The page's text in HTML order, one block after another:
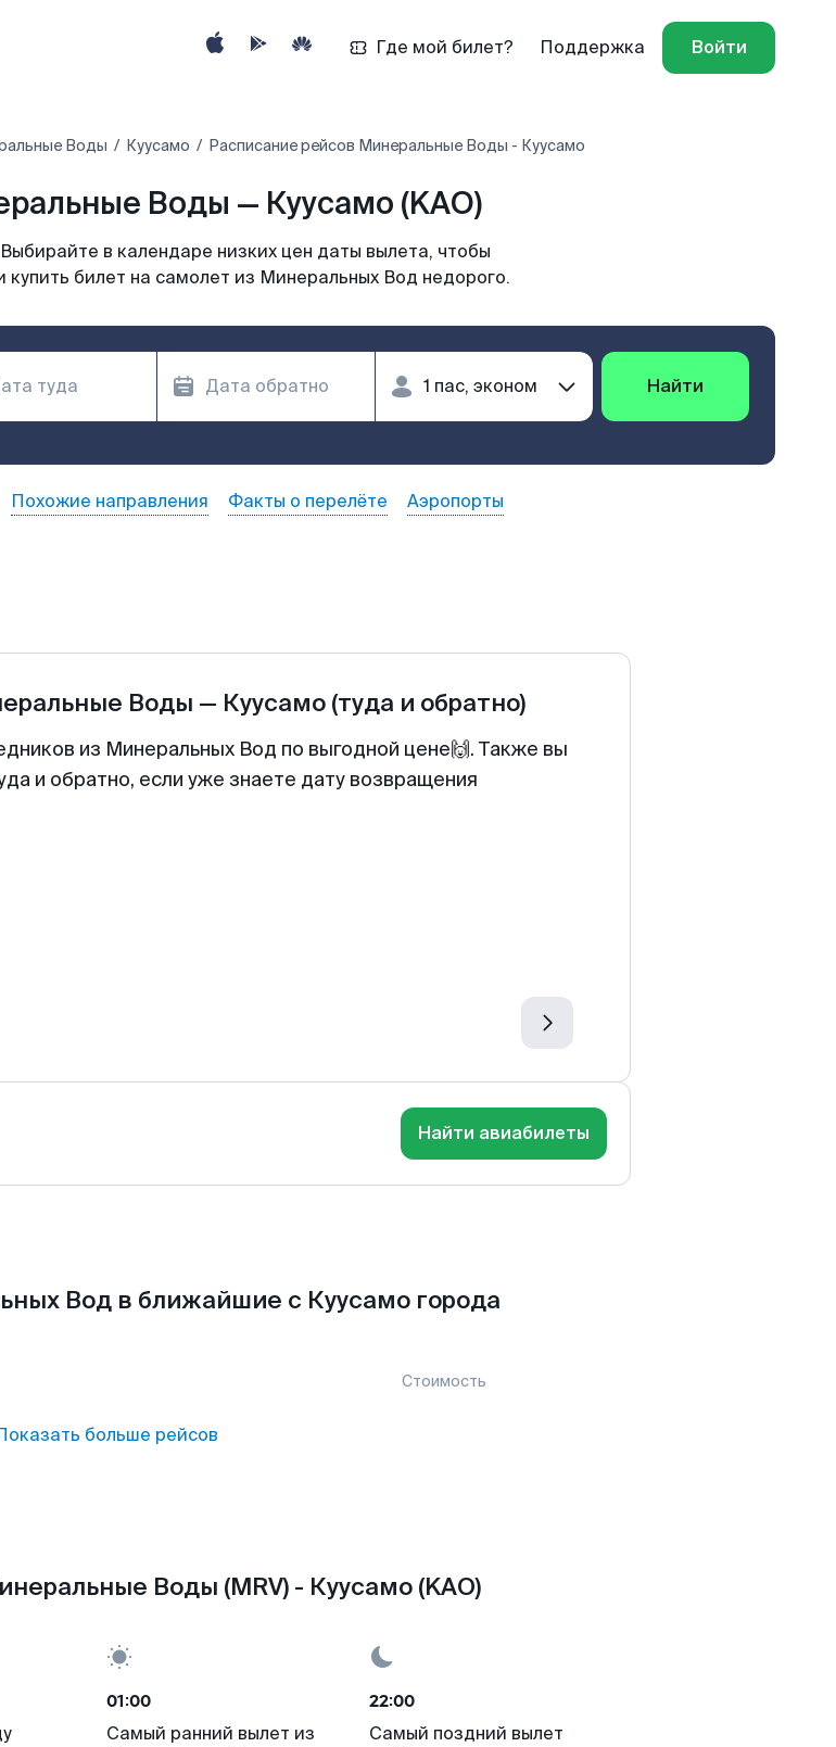
Где мой билет? Поддержка Войти
Воды Куусамо Расписание рейсов Минеральные Воды - Куусамо
Воды — Куусамо (KAO)
в календаре низких цен даты вылета, чтобы
купить билет на самолет из Минеральных Вод недорого.
Найти
Похожие направления Факты о перелёте Аэропорты
Воды — Куусамо (туда и обратно)
из Минеральных Вод по выгодной цене🙌. Также вы
и обратно, если уже знаете дату возвращения
Найти авиабилеты
Вод в ближайшие с Куусамо города
Стоимость
больше рейсов
Воды (MRV) - Куусамо (KAO)
01:00
Самый ранний вылет из
22:00
Самый поздний вылет